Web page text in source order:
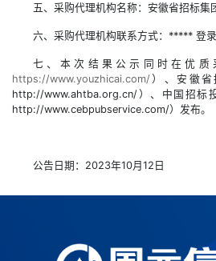
五、采购代理机构名称：安徽省招标集
六、采购代理机构联系方式：***** 登
七、本次结果公示同时在优质
https://www.youzhicai.com/ ）、安徽省
http://www.ahtba.org.cn/）、中国招标
http://www.cebpubservice.com/）发布。
公告日期：2023年10月12日